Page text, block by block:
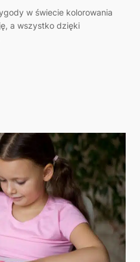
w świecie kolorowania
a wszystko dzięki